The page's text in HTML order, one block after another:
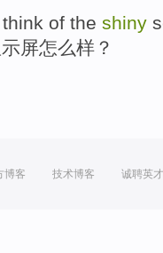
think of the shiny
屏怎么样？
博客 技术博客 诚聘英才